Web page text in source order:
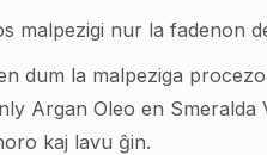
malpezigi nur la fadenon
dum la malpeziga
Argan Oleo en
kaj lavu ĝin.